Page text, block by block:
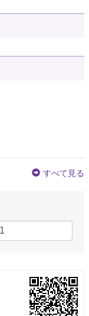
すべて見る